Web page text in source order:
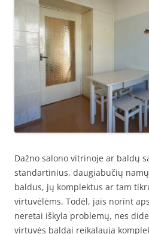
Dažno salono vitrinoje ar baldų
standartinius, daugiabučių
baldus, jų komplektus ar tam
virtuvėlėms. Todėl, jais norint
neretai iškyla problemų, nes
virtuvės baldai reikalauja